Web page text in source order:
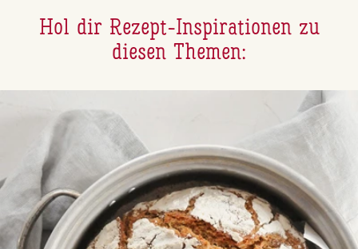
Hol dir Rezept-In­spi­ra­tio­nen zu
diesen Themen: